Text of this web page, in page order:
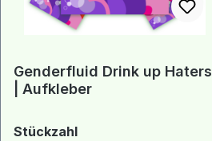
Genderfluid Drink up Haters
| Aufkleber
Stückzahlauswählen